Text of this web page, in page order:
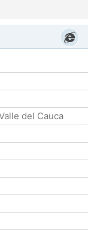
del Cauca